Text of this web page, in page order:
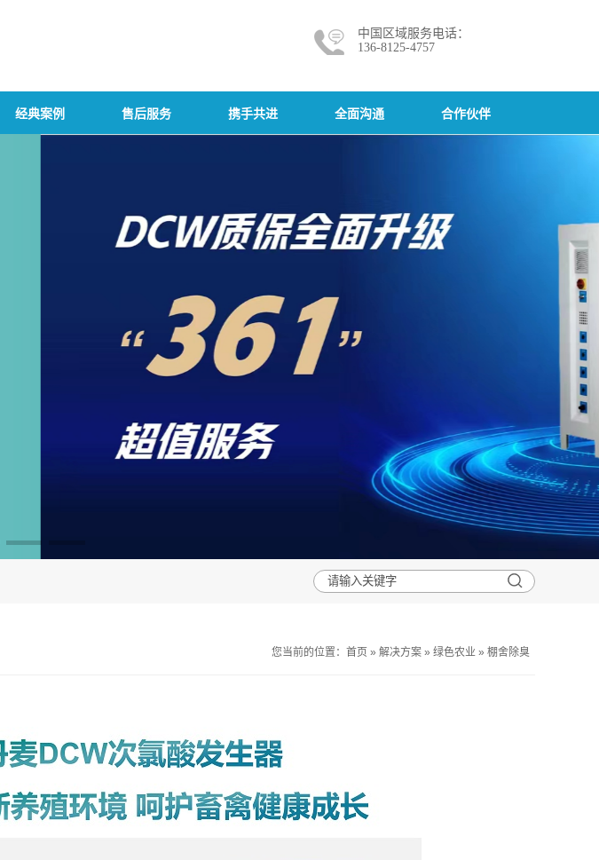
中国区域服务电话：
136-8125-4757
经典案例 售后服务 携手共进 全面沟通 合作伙伴
您当前的位置： 首页 » 解决方案 » 绿色农业 » 棚舍除臭